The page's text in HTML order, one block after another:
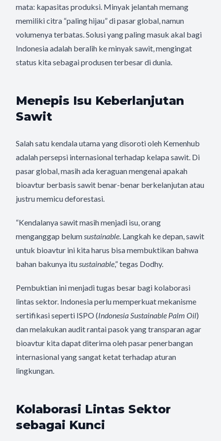
mata: kapasitas produksi. Minyak jelantah memang
memiliki citra “paling hijau” di pasar global, namun
volumenya terbatas. Solusi yang paling masuk akal bagi
Indonesia adalah beralih ke minyak sawit, mengingat
status kita sebagai produsen terbesar di dunia.
Menepis Isu Keberlanjutan
Sawit
Salah satu kendala utama yang disoroti oleh Kemenhub
adalah persepsi internasional terhadap kelapa sawit. Di
pasar global, masih ada keraguan mengenai apakah
bioavtur berbasis sawit benar-benar berkelanjutan atau
justru memicu deforestasi.
“Kendalanya sawit masih menjadi isu, orang
menganggap belumsustainable. Langkah ke depan, sawit
untuk bioavtur ini kita harus bisa membuktikan bahwa
bahan bakunya itusustainable,” tegas Dodhy.
Pembuktian ini menjadi tugas besar bagi kolaborasi
lintas sektor. Indonesia perlu memperkuat mekanisme
sertifikasi seperti ISPO (Indonesia Sustainable Palm Oil)
dan melakukan audit rantai pasok yang transparan agar
bioavtur kita dapat diterima oleh pasar penerbangan
internasional yang sangat ketat terhadap aturan
lingkungan.
Kolaborasi Lintas Sektor
sebagai Kunci